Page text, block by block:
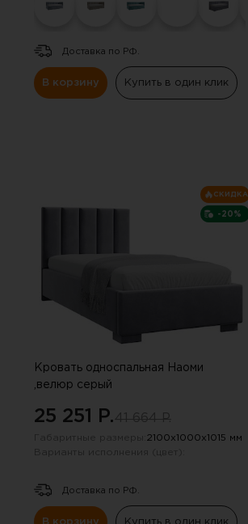
Доставка по РФ.
В корзину Купить в один клик
-20%
СКИДКА
Кровать односпальная Наоми
,велюр серый
25 251 P.
2100х1000х1015 мм
Доставка по РФ.
В корзину Купить в один клик